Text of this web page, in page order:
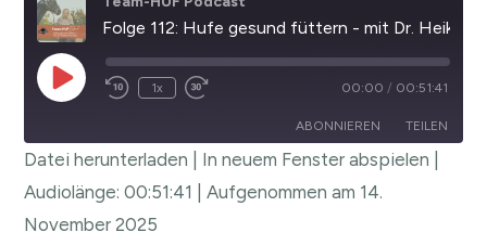
1x 00:00 / 00:51:41
ABONNIEREN TEILEN
RSS FEED
TEILEN
LINK
Datei herunterladen In neuem Fenster abspielen
Audiolänge: 00:51:41
|Aufgenommen am 14.
November 2025